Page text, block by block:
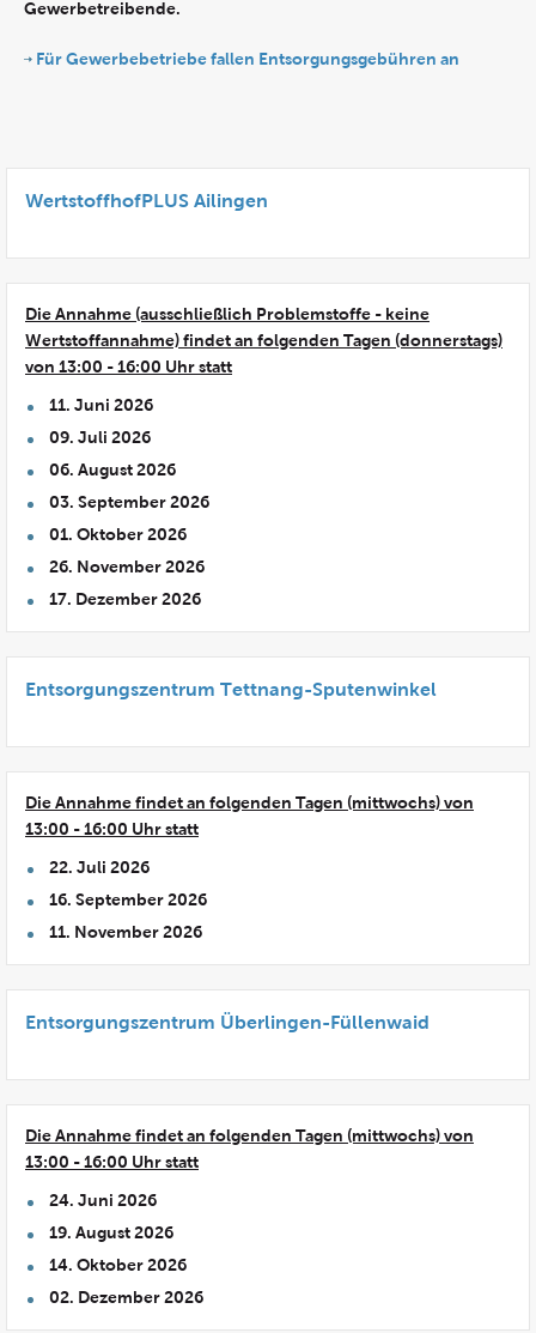
Gewerbetreibende.
Für Gewerbebetriebe fallen Entsorgungsgebühren an
WertstoffhofPLUS Ailingen
Die Annahme (ausschließlich Problemstoffe - keine
Wertstoffannahme) findet an folgenden Tagen (donnerstags)
von 13:00 - 16:00 Uhr statt
11. Juni 2026
09. Juli 2026
06. August 2026
03. September 2026
01. Oktober 2026
26. November 2026
17. Dezember 2026
Entsorgungszentrum Tettnang-Sputenwinkel
Die Annahme findet an folgenden Tagen (mittwochs) von
13:00 - 16:00 Uhr statt
22. Juli 2026
16. September 2026
11. November 2026
Entsorgungszentrum Überlingen-Füllenwaid
Die Annahme findet an folgenden Tagen (mittwochs) von
13:00 - 16:00 Uhr statt
24. Juni 2026
19. August 2026
14. Oktober 2026
02. Dezember 2026